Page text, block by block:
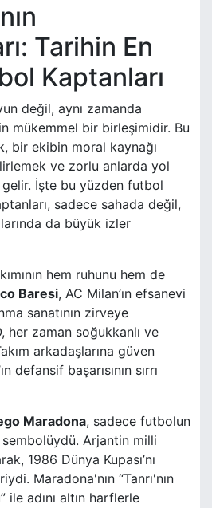
Tarihin En
Kaptanları
değil, aynı zamanda
mükemmel bir birleşimidir. Bu
bir ekibin moral kaynağı
ve zorlu anlarda yol
gelir. İşte bu yüzden futbol
sadece sahada değil,
da büyük izler
hem ruhunu hem de
Baresi, AC Milan’ın efsanevi
sanatının zirveye
her zaman soğukkanlı ve
arkadaşlarına güven
defansif başarısının sırrı
Maradona, sadece futbolun
sembolüydü. Arjantin milli
1986 Dünya Kupası’nı
Maradona'nın “Tanrı'nın
ile adını altın harflerle